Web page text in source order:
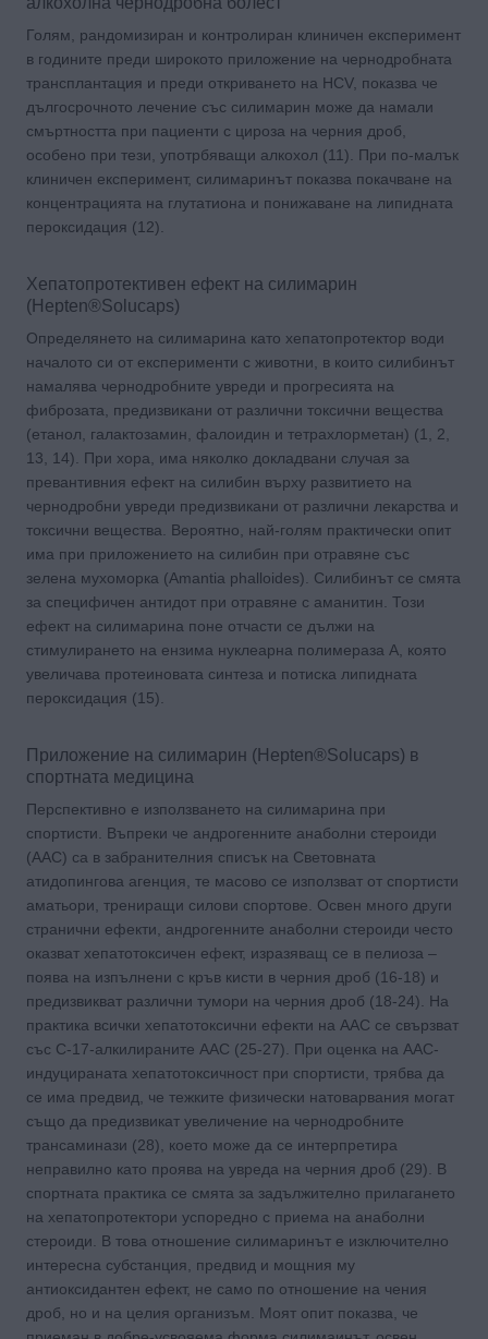
Голям, рандомизиран и контролиран клиничен експеримент
в годините преди широкото приложение на чернодробната
трансплантация и преди откриването на HCV, показва че
дългосрочното лечение със силимарин може да намали
смъртността при пациенти с цироза на черния дроб,
особено при тези, употрбяващи алкохол (11). При по-малък
клиничен експеримент, силимаринът показва покачване на
концентрацията на глутатиона и понижаване на липидната
пероксидация (12).
Хепатопротективен ефект на силимарин
(Hepten®Solucaps)
Определянето на силимарина като хепатопротектор води
началото си от експерименти с животни, в които силибинът
намалява чернодробните увреди и прогресията на
фиброзата, предизвикани от различни токсични вещества
(етанол, галактозамин, фалоидин и тетрахлорметан) (1, 2,
13, 14). При хора, има няколко докладвани случая за
превантивния ефект на силибин върху развитието на
чернодробни увреди предизвикани от различни лекарства и
токсични вещества. Вероятно, най-голям практически опит
има при приложението на силибин при отравяне със
зелена мухоморка (Amantia phalloides). Силибинът се смята
за специфичен антидот при отравяне с аманитин. Този
ефект на силимарина поне отчасти се дължи на
стимулирането на ензима нуклеарна полимераза A, която
увеличава протеиновата синтеза и потиска липидната
пероксидация (15).
Приложение на силимарин (Hepten®Solucaps) в
спортната медицина
Перспективно е използването на силимарина при
спортисти. Въпреки че андрогенните анаболни стероиди
(ААС) са в забранителния списък на Световната
атидопингова агенция, те масово се използват от спортисти
аматьори, трениращи силови спортове. Освен много други
странични ефекти, андрогенните анаболни стероиди често
оказват хепатотоксичен ефект, изразяващ се в пелиоза –
поява на изпълнени с кръв кисти в черния дроб (16-18) и
предизвикват различни тумори на черния дроб (18-24). На
практика всички хепатотоксични ефекти на ААС се свързват
със C-17-алкилираните ААС (25-27). При оценка на ААС-
индуцираната хепатотоксичност при спортисти, трябва да
се има предвид, че тежките физически натоварвания могат
също да предизвикат увеличение на чернодробните
трансаминази (28), което може да се интерпретира
неправилно като проява на увреда на черния дроб (29). В
спортната практика се смята за задължително прилагането
на хепатопротектори успоредно с приема на анаболни
стероиди. В това отношение силимаринът е изключително
интересна субстанция, предвид и мощния му
антиоксидантен ефект, не само по отношение на чения
дроб, но и на целия организъм. Моят опит показва, че